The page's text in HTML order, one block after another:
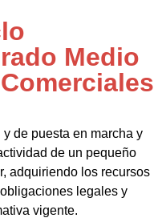
Medio
de puesta en marcha y
de un pequeño
adquiriendo los recursos
legales y
vigente.